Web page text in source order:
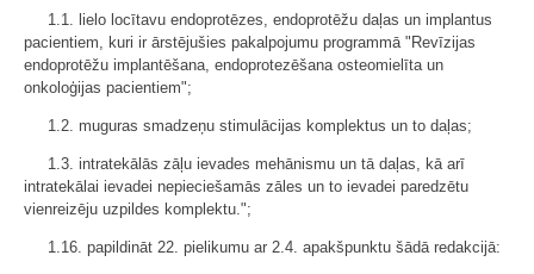
1.1. lielo locītavu endoprotēzes, endoprotēžu daļas un implantus
pacientiem, kuri ir ārstējušies pakalpojumu programmā "Revīzijas
endoprotēžu implantēšana, endoprotezēšana osteomielīta un
onkoloģijas pacientiem";
1.2. muguras smadzeņu stimulācijas komplektus un to daļas;
1.3. intratekālās zāļu ievades mehānismu un tā daļas, kā arī
intratekālai ievadei nepieciešamās zāles un to ievadei paredzētu
vienreizēju uzpildes komplektu.";
1.16. papildināt 22. pielikumu ar 2.4. apakšpunktu šādā redakcijā: